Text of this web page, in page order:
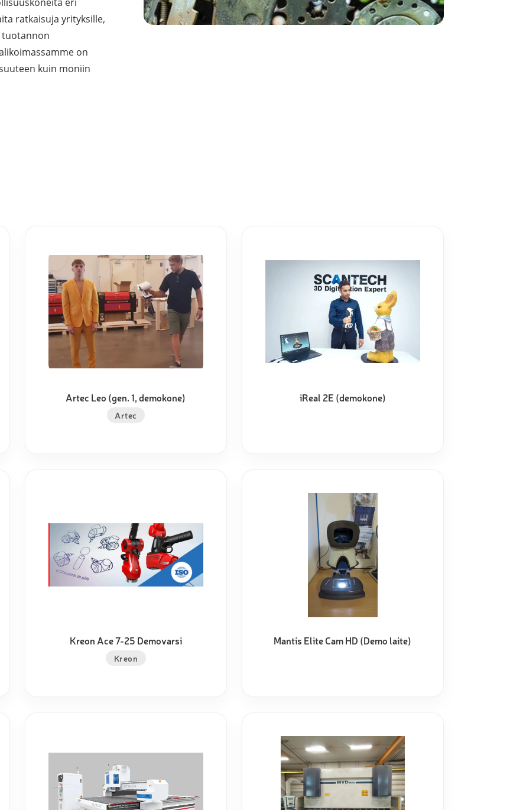
ja levy- ja
– kulminta,
Metallisahat
ratkaisuja yrityksille,
tuotannon
on
kuin moniin
Artec Leo (gen. 1, demokone)
Artec
iReal 2E (demokone)
Kreon Ace 7-25 Demovarsi
Kreon
Mantis Elite Cam HD (Demo laite)